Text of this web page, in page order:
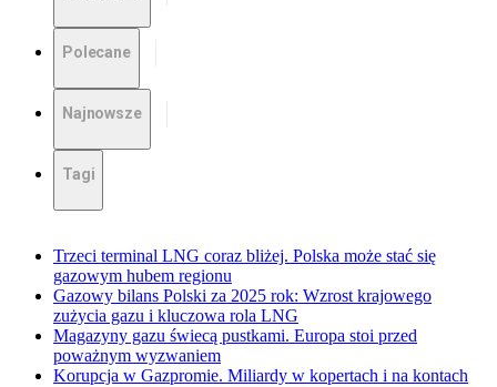
Polecane
Najnowsze
Tagi
Trzeci terminal LNG coraz bliżej. Polska może stać się
gazowym hubem regionu
Gazowy bilans Polski za 2025 rok: Wzrost krajowego
zużycia gazu i kluczowa rola LNG
Magazyny gazu świecą pustkami. Europa stoi przed
poważnym wyzwaniem
Korupcja w Gazpromie. Miliardy w kopertach i na kontach